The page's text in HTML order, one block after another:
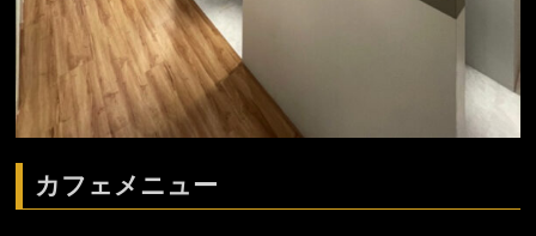
カフェメニュー